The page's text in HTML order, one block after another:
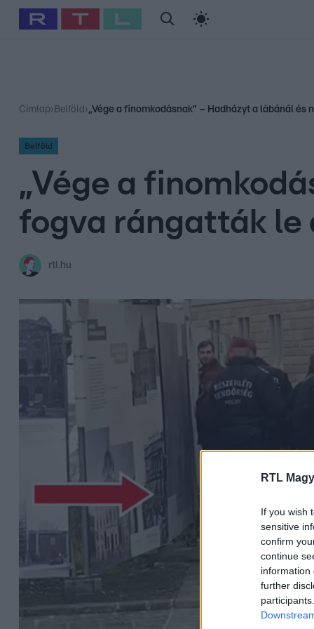
RTL
If you wish
sensitive
confirm
continue
information
further
Babits Marcella Szellő István Most Wanted
Címlap› Belföld ›„Vége a finomkodásnak” – Hadházyt a lábánál
Belföld
„Vége a
fogva rángatták le
rtl.hu